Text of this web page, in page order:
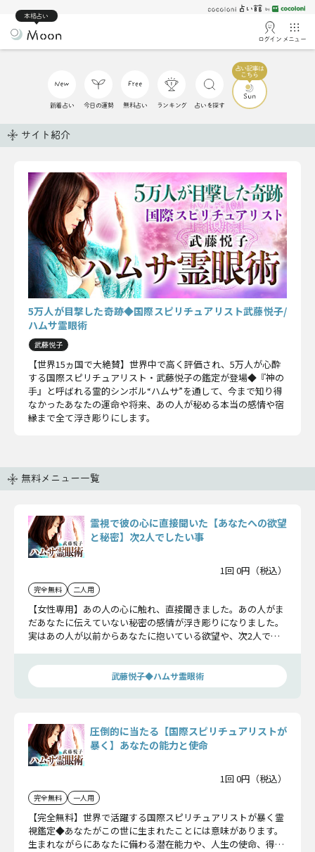
本格占い
ログイン メニュー
新着占い 今日の運勢 無料占い ランキング 占いを探す
サイト紹介
5万人が目撃した奇跡◆国際スピリチュアリスト武藤悦子/
ハムサ霊眼術
武藤悦子
【世界15ヵ国で大絶賛】世界中で高く評価され、5万人が心酔
する国際スピリチュアリスト・武藤悦子の鑑定が登場◆『神の
手』と呼ばれる霊的シンボル“ハムサ”を通して、今まで知り得
なかったあなたの運命や将来、あの人が秘める本当の感情や宿
縁まで全て浮き彫りにします。
無料メニュー一覧
霊視で彼の心に直接聞いた【あなたへの欲望
と秘密】次2人でしたい事
1回 0円（税込）
完全無料 二人用
【女性専用】あの人の心に触れ、直接聞きました。あの人がま
だあなたに伝えていない秘密の感情が浮き彫りになりました。
実はあの人が以前からあなたに抱いている欲望や、次2人でし
武藤悦子◆ハムサ霊眼術
圧倒的に当たる【国際スピリチュアリストが
暴く】あなたの能力と使命
1回 0円（税込）
完全無料 一人用
【完全無料】世界で活躍する国際スピリチュアリストが暴く霊
視鑑定◆あなたがこの世に生まれたことには意味があります。
生まれながらにあなたに備わる潜在能力や、人生の使命、得る